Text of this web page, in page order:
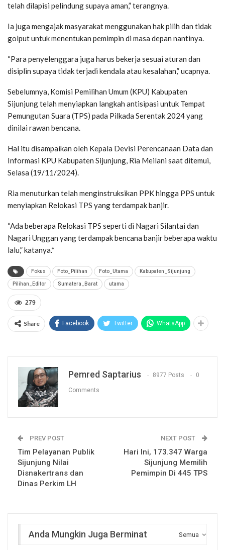
telah dilapisi pelindung supaya aman,” terangnya.
Ia juga mengajak masyarakat menggunakan hak pilih dan tidak
golput untuk menentukan pemimpin di masa depan nantinya.
“Para penyelenggara juga harus bekerja sesuai aturan dan
disiplin supaya tidak terjadi kendala atau kesalahan,” ucapnya.
Sebelumnya, Komisi Pemilihan Umum (KPU) Kabupaten
Sijunjung telah menyiapkan langkah antisipasi untuk Tempat
Pemungutan Suara (TPS) pada Pilkada Serentak 2024 yang
dinilai rawan bencana.
Hal itu disampaikan oleh Kepala Devisi Perencanaan Data dan
Informasi KPU Kabupaten Sijunjung, Ria Meilani saat ditemui,
Selasa (19/11/2024).
Ria menuturkan telah menginstruksikan PPK hingga PPS untuk
menyiapkan Relokasi TPS yang terdampak banjir.
“Ada beberapa Relokasi TPS seperti di Nagari Silantai dan
Nagari Unggan yang terdampak bencana banjir beberapa waktu
lalu,” katanya.*
Fokus Foto_Pilihan Foto_Utama Kabupaten_Sijunjung
Pilihan_Editor Sumatera_Barat utama
279
Share Facebook Twitter WhatsApp
Pemred Saptarius 8977 Posts 0
Comments
PREV POST
Tim Pelayanan Publik
Sijunjung Nilai
Disnakertrans dan
Dinas Perkim LH
NEXT POST
Hari Ini, 173.347 Warga
Sijunjung Memilih
Pemimpin Di 445 TPS
Semua
Anda Mungkin Juga Berminat